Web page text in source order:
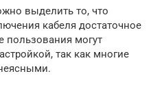
выделить то, что
кабеля достаточное
пользования могут
так как многие